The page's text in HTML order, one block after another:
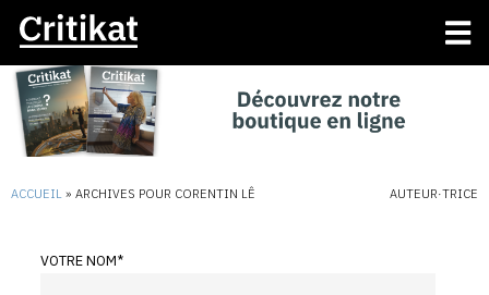
ACCUEIL » ARCHIVES POUR CORENTIN LÊ AUTEUR·TRICE
VOTRE NOM*